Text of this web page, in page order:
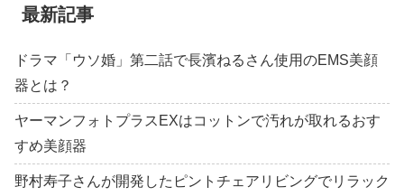
最新記事
ドラマ「ウソ婚」第二話で長濱ねるさん使用のEMS美顔
器とは？
ヤーマンフォトプラスEXはコットンで汚れが取れるおす
すめ美顔器
野村寿子さんが開発したピントチェアリビングでリラック